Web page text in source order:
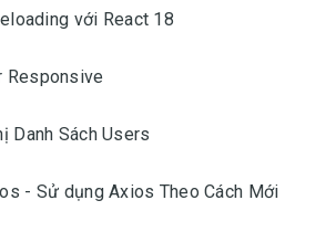
với React 18
Responsive
Danh Sách Users
- Sử dụng Axios Theo Cách Mới